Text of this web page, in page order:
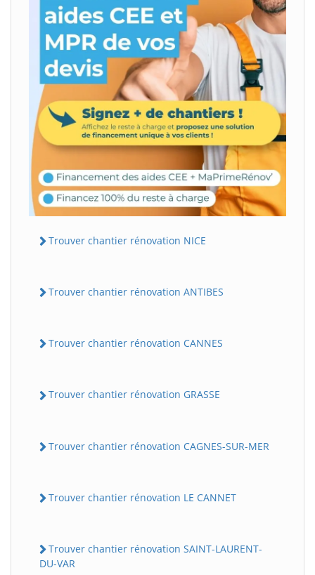
Trouver chantier rénovation NICE
Trouver chantier rénovation ANTIBES
Trouver chantier rénovation CANNES
Trouver chantier rénovation GRASSE
Trouver chantier rénovation CAGNES-SUR-MER
Trouver chantier rénovation LE CANNET
Trouver chantier rénovation SAINT-LAURENT-
DU-VAR